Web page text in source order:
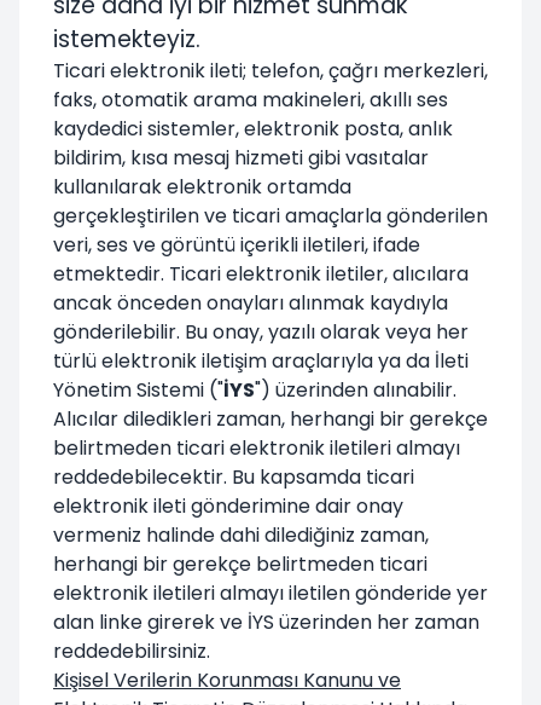
istemekteyiz.
Ticari elektronik ileti; telefon, çağrı merkezleri,
faks, otomatik arama makineleri, akıllı ses
kaydedici sistemler, elektronik posta, anlık
bildirim, kısa mesaj hizmeti gibi vasıtalar
kullanılarak elektronik ortamda
gerçekleştirilen ve ticari amaçlarla gönderilen
veri, ses ve görüntü içerikli iletileri, ifade
etmektedir. Ticari elektronik iletiler, alıcılara
ancak önceden onayları alınmak kaydıyla
gönderilebilir. Bu onay, yazılı olarak veya her
türlü elektronik iletişim araçlarıyla ya da İleti
Yönetim Sistemi ("İYS") üzerinden alınabilir.
Alıcılar diledikleri zaman, herhangi bir gerekçe
belirtmeden ticari elektronik iletileri almayı
reddedebilecektir. Bu kapsamda ticari
elektronik ileti gönderimine dair onay
vermeniz halinde dahi dilediğiniz zaman,
herhangi bir gerekçe belirtmeden ticari
elektronik iletileri almayı iletilen gönderide yer
alan linke girerek ve İYS üzerinden her zaman
reddedebilirsiniz.
Kişisel Verilerin Korunması Kanunu ve